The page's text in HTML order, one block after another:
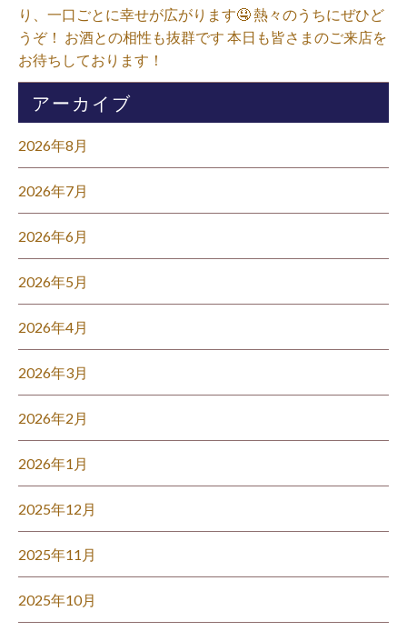
り、一口ごとに幸せが広がります🤤 熱々のうちにぜひど
うぞ！ お酒との相性も抜群です 本日も皆さまのご来店を
お待ちしております！⁡
アーカイブ
2026年8月
2026年7月
2026年6月
2026年5月
2026年4月
2026年3月
2026年2月
2026年1月
2025年12月
2025年11月
2025年10月